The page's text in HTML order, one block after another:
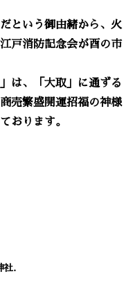
という御由緒から、火
戸消防記念会が酉の市
は、「大取」に通ずる
売繁盛開運招福の神様
おります。
社.